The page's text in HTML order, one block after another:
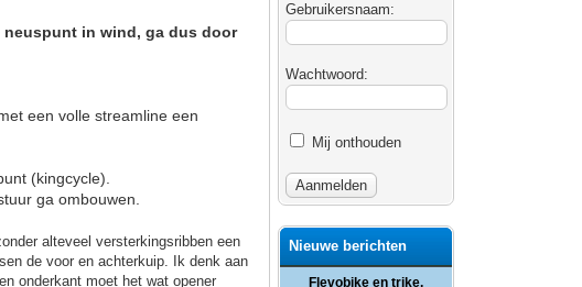
in wind, ga dus door
een volle streamline een
(kingcycle).
ga ombouwen.
alteveel versterkingsribben een
de voor en achterkuip. Ik denk aan
onderkant moet het wat opener
Gebruikersnaam:
Wachtwoord:
Mij onthouden
Nieuwe berichten
Flevobike en trike,